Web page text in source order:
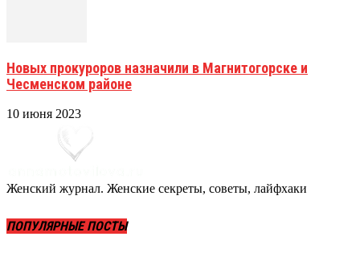
Новых прокуроров назначили в Магнитогорске и
Чесменском районе
10 июня 2023
Женский журнал. Женские секреты, советы, лайфхаки
ПОПУЛЯРНЫЕ ПОСТЫ